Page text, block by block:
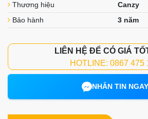
Thương hiệu
Canzy
Bảo hành
3 năm
LIÊN HỆ ĐỂ CÓ GIÁ
HOTLINE: 0867 475
NHẮN TIN NGAY